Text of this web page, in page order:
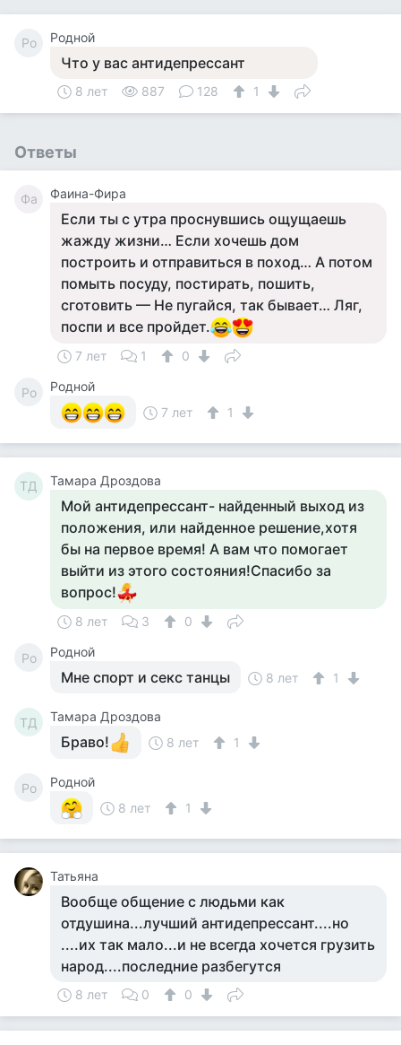
Ро Родной
Что у вас антидепрессант
8 лет 887 128 1
Ответы
Фа Фаина-Фира
Если ты с утра проснувшись ощущаешь
жажду жизни… Если хочешь дом
построить и отправиться в поход… А потом
помыть посуду, постирать, пошить,
сготовить — Не пугайся, так бывает… Ляг,
поспи и все пройдет.
7 лет 1 0
Ро
Родной
7 лет
1
ТД Тамара Дроздова
Мой антидепрессант- найденный выход из
положения, или найденное решение,хотя
бы на первое время! А вам что помогает
выйти из этого состояния!Спасибо за
вопрос!
8 лет 3 0
Ро Родной
Мне спорт и секс танцы 8 лет 1
ТД Тамара Дроздова
Браво! 8 лет 1
Ро
Родной
8 лет
1
Татьяна
Вообще общение с людьми как
отдушина...лучший антидепрессант....но
....их так мало...и не всегда хочется грузить
народ....последние разбегутся
8 лет 0 0